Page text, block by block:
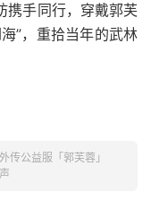
携手同行，穿戴郭芙
”，重拾当年的武林
传公益服「郭芙蓉」